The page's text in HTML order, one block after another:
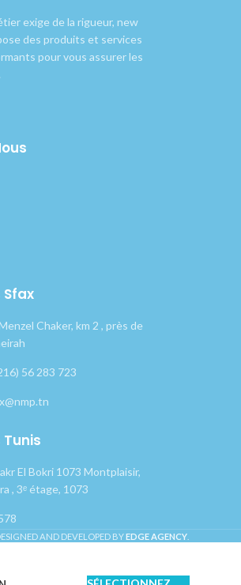
exige de la rigueur, new
des produits et services
pour vous assurer les
Sfax
Chaker, km 2 , près de
56 283 723
Tunis
El Bokri 1073 Montplaisir,
, 3ᵉ étage, 1073
AND DEVELOPED BYEDGE AGENCY